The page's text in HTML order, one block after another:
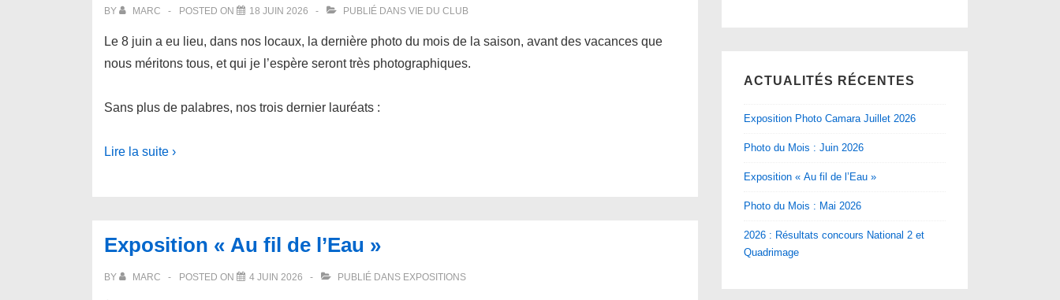
BY MARC POSTED ON 18 JUIN 2026 PUBLIÉ DANS VIE DU CLUB
Le 8 juin a eu lieu, dans nos locaux, la dernière photo du mois de la saison, avant des vacances que
nous méritons tous, et qui je l’espère seront très photographiques.
Sans plus de palabres, nos trois dernier lauréats :
Lire la suite ›
Exposition « Au fil de l’Eau »
BY MARC POSTED ON 4 JUIN 2026 PUBLIÉ DANS EXPOSITIONS
ACTUALITÉS RÉCENTES
Exposition Photo Camara Juillet 2026
Photo du Mois : Juin 2026
Exposition « Au fil de l’Eau »
Photo du Mois : Mai 2026
2026 : Résultats concours National 2 et
Quadrimage